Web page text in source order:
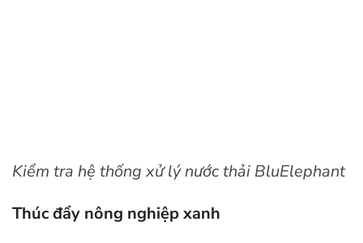
Kiểm tra hệ thống xử lý nước thải BluElephant
Thúc đẩy nông nghiệp xanh